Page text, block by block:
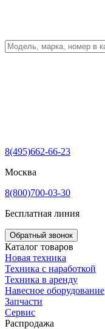
8(495)662-66-23
Москва
8(800)700-03-30
Бесплатная линия
Обратный звонок
Каталог товаров
Новая техника
Техника с наработкой
Техника в аренду
Навесное оборудование
Запчасти
Сервис
Распродажа